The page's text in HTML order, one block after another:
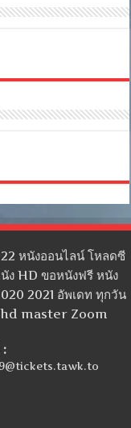
หนังออนไลน์ โหลดซี
ง HD ขอหนังฟรี หนัง
2021 อัพเดท ทุกวัน
hd master Zoom
: